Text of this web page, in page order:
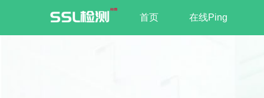
首页 在线Ping